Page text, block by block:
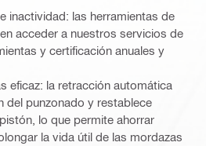
inactividad: las herramientas de
acceder a nuestros servicios de
y certificación anuales y
eficaz: la retracción automática
del punzonado y restablece
lo que permite ahorrar
la vida útil de las mordazas